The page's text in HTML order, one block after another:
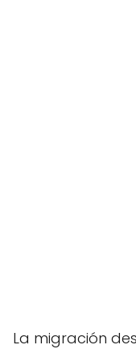
La migración